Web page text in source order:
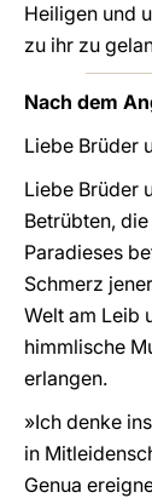
Heiligen und
zu ihr zu
Nach dem
Liebe Brüder
Liebe Brüder
Betrübten,
Paradieses
Schmerz
Welt am Leib
himmlische
erlangen.
»Ich denke
in
Genua